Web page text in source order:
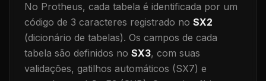
No Protheus, cada tabela é identificada por um
código de 3 caracteres registrado no SX2
(dicionário de tabelas). Os campos de cada
tabela são definidos no SX3, com suas
validações, gatilhos automáticos (SX7) e